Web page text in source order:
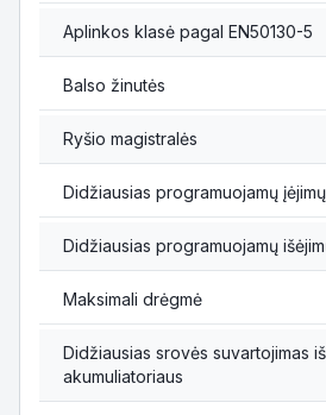
Aplinkos klasė pagal EN50130-5
Balso žinutės
Ryšio magistralės
Didžiausias programuojamų
Didžiausias programuojamų
Maksimali drėgmė
Didžiausias srovės suvartojimas iš
akumuliatoriaus